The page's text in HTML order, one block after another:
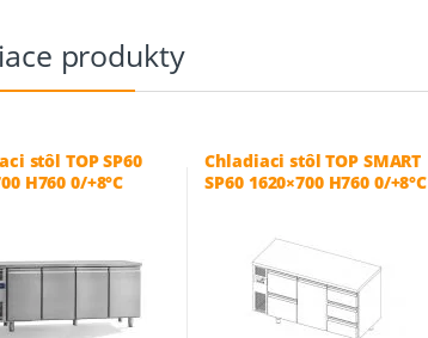
produkty
stôl TOP SP60
H760 0/+8°C
Chladiaci stôl TOP SMART
SP60 1620×700 H760 0/+8°C